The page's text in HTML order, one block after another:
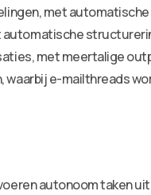
met
met meertalige
e-mailthreads
autonoom taken